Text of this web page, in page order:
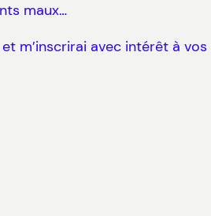
maux…
m’inscrirai avec intérêt à